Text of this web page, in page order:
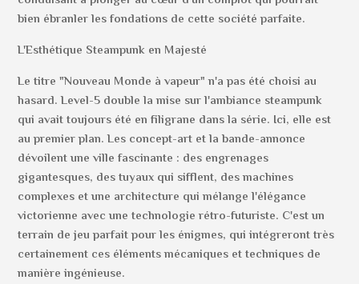
bien ébranler les fondations de cette société parfaite.
L'Esthétique Steampunk en Majesté
Le titre "Nouveau Monde à vapeur" n'a pas été choisi au
hasard. Level-5 double la mise sur l'ambiance steampunk
qui avait toujours été en filigrane dans la série. Ici, elle est
au premier plan. Les concept-art et la bande-annonce
dévoilent une ville fascinante : des engrenages
gigantesques, des tuyaux qui sifflent, des machines
complexes et une architecture qui mélange l'élégance
victorienne avec une technologie rétro-futuriste. C'est un
terrain de jeu parfait pour les énigmes, qui intégreront très
certainement ces éléments mécaniques et techniques de
manière ingénieuse.